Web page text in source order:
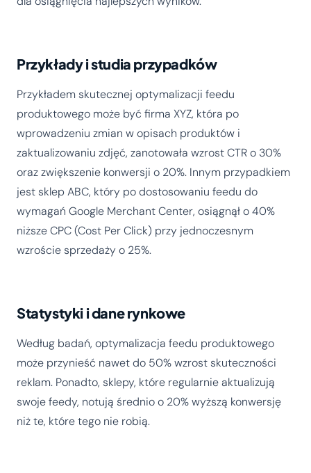
Przykłady i studia przypadków
Przykładem skutecznej optymalizacji feedu
produktowego może być firma XYZ, która po
wprowadzeniu zmian w opisach produktów i
zaktualizowaniu zdjęć, zanotowała wzrost CTR o 30%
oraz zwiększenie konwersji o 20%. Innym przypadkiem
jest sklep ABC, który po dostosowaniu feedu do
wymagań Google Merchant Center, osiągnął o 40%
niższe CPC (Cost Per Click) przy jednoczesnym
wzroście sprzedaży o 25%.
Statystyki i dane rynkowe
Według badań, optymalizacja feedu produktowego
może przynieść nawet do 50% wzrost skuteczności
reklam. Ponadto, sklepy, które regularnie aktualizują
swoje feedy, notują średnio o 20% wyższą konwersję
niż te, które tego nie robią.